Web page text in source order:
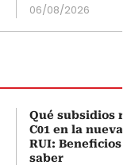
06/08/2026
Qué subsidios
C01 en la nueva
RUI: Beneficios
saber